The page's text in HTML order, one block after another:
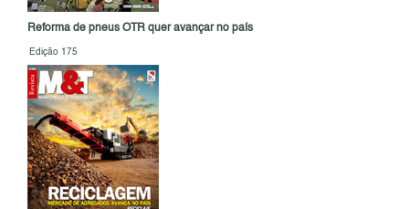
Reforma de pneus OTR quer avançar no país
Edição 175